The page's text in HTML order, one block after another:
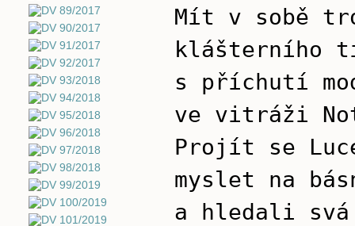
Mít v sobě
klášterního
s příchutí
ve vitráži
Projít se
myslet na
a hledali